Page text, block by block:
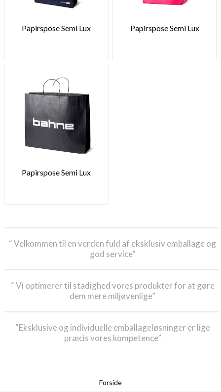
Papirspose Semi Lux Papirspose Semi Lux
Papirspose Semi Lux
“ Velkommen til en verden fuld af eksklusiv emballage og
god service”
“ Vi optimerer til stadighed vores produkter for at gøre
dem mere miljøvenlige”
“Eksklusive og individuelle emballageløsninger er lige
præcis vores kompetence”
Forside